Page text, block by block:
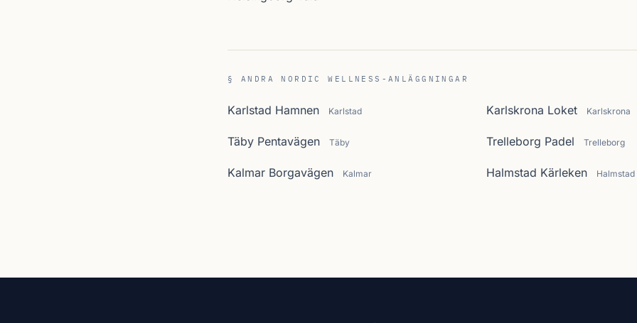
§ ANDRA NORDIC WELLNESS-ANLÄGGNINGAR
Karlstad Hamnen Karlstad Karlskrona Loket Karlskrona
Täby Pentavägen Täby Trelleborg Padel Trelleborg
Kalmar Borgavägen Kalmar Halmstad Kärleken Halmstad